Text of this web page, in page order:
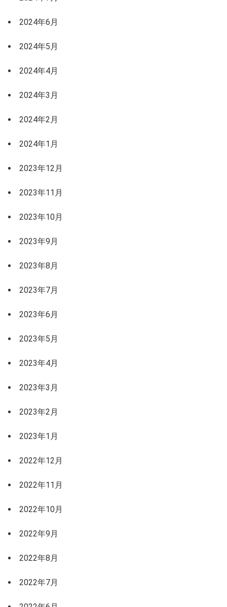
2024年6月
2024年5月
2024年4月
2024年3月
2024年2月
2024年1月
2023年12月
2023年11月
2023年10月
2023年9月
2023年8月
2023年7月
2023年6月
2023年5月
2023年4月
2023年3月
2023年2月
2023年1月
2022年12月
2022年11月
2022年10月
2022年9月
2022年8月
2022年7月